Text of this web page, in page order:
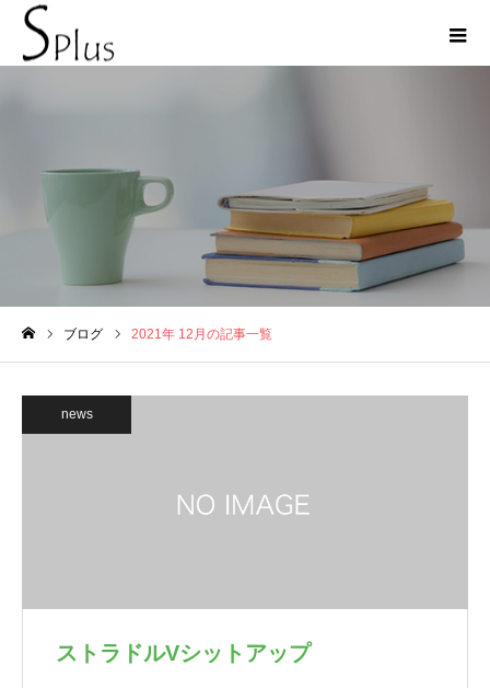
2021年 12月の記事一覧
ブログ 2021年 12月の記事一覧
news
ストラドルVシットアップ